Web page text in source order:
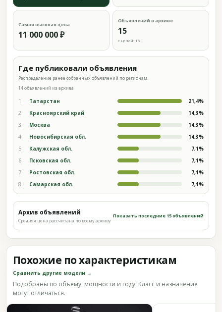
Самая высокая цена
11 000 000 ₽
Объявлений в архиве
15
с ценой: 15
Где публиковали объявления
Распределение ранее собранных объявлений по регионам.
14 объявлений из архива
1 Татарстан 21,4%
2 Красноярский край 14,3%
3 Москва 14,3%
4 Новосибирская обл. 14,3%
5 Калужская обл. 7,1%
6 Псковская обл. 7,1%
7 Ростовская обл. 7,1%
8 Самарская обл. 7,1%
Архив объявлений
Средняя цена рассчитана по всему архиву
Показать последние 15 объявлений
Похожие по характеристикам
Сравнить другие модели →
Подобраны по объёму, мощности и году. Класс и назначение
могут отличаться.